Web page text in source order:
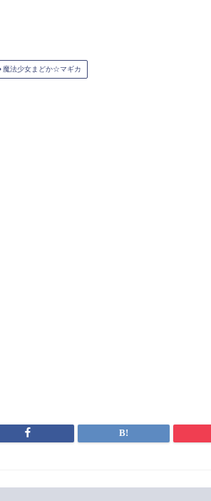
魔法少女まどか☆マギカ